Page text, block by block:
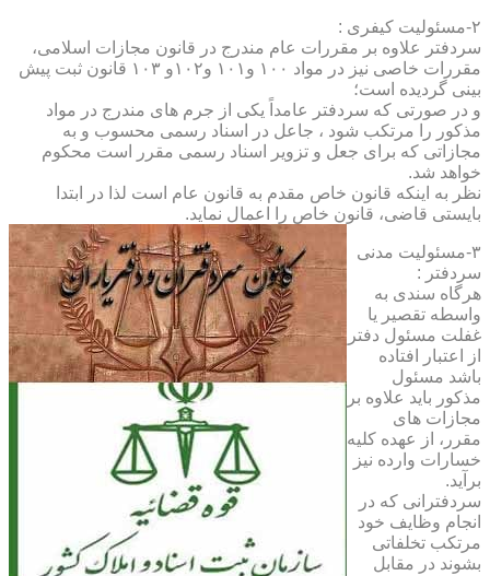
۲-مسئولیت کیفری :
سردفتر علاوه بر مقررات عام مندرج در قانون مجازات اسلامی،
مقررات خاصی نیز در مواد ۱۰۰ و۱۰۱ و۱۰۲و ۱۰۳ قانون ثبت پیش
بینی گردیده است؛
و در صورتی که سردفتر عامداً یکی از جرم های مندرج در مواد
مذکور را مرتکب شود ، جاعل در اسناد رسمی محسوب و به
مجازاتی که برای جعل و تزویر اسناد رسمی مقرر است محکوم
خواهد شد.
نظر به اینکه قانون خاص مقدم به قانون عام است لذا در ابتدا
بایستی قاضی، قانون خاص را اعمال نماید.
۳-مسئولیت مدنی
سردفتر :
هرگاه سندی به
واسطه تقصیر یا
غفلت مسئول دفتر
از اعتبار افتاده
باشد مسئول
مذکور باید علاوه بر
مجازات های
مقرر، از عهده کلیه
خسارات وارده نیز
برآید.
سردفترانی که در
انجام وظایف خود
مرتکب تخلفاتی
بشوند در مقابل